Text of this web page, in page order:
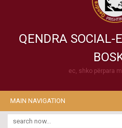
QENDRA SOCIAL-
ec, shko përpara
MAIN NAVIGATION